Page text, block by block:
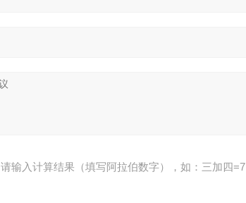
请输入计算结果（填写阿拉伯数字），如：三加四=7